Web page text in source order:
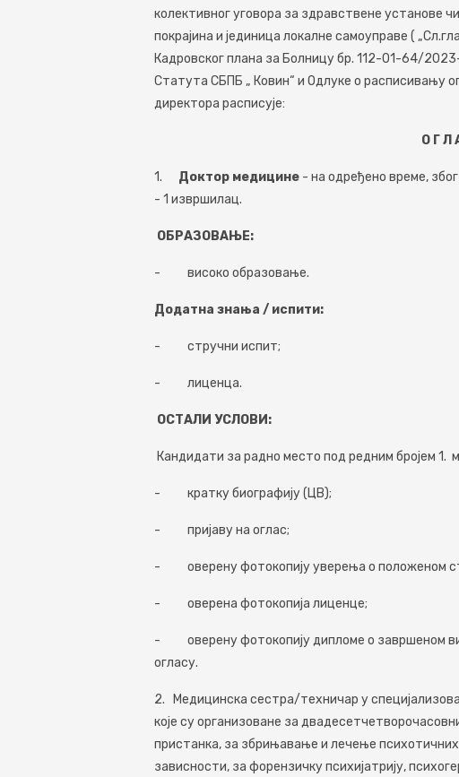
колективног уговора за здравствене установе
покрајина и јединица локалне самоуправе (
Кадровског плана за Болницу бр. 112-01-64/
Статута СБПБ „ Ковин“ и Одлуке о расписивању
директора расписује:
О Г Л
1. Доктор медицине- на одређено време,
- 1 извршилац.
ОБРАЗОВАЊЕ:
- високо образовање.
Додатна знања / испити:
- стручни испит;
- лиценца.
ОСТАЛИ УСЛОВИ:
Кандидати за радно место под редним бројем 1.
- кратку биографију (ЦВ);
- пријаву на оглас;
- оверену фотокопију уверења о положеном
- оверена фотокопија лиценце;
- оверену фотокопију дипломе о завршеном
огласу.
2.
Медицинска сестра/техничар у
које су организоване за
пристанка, за збрињавање и лечење
зависности, за форензичку психијатрију,